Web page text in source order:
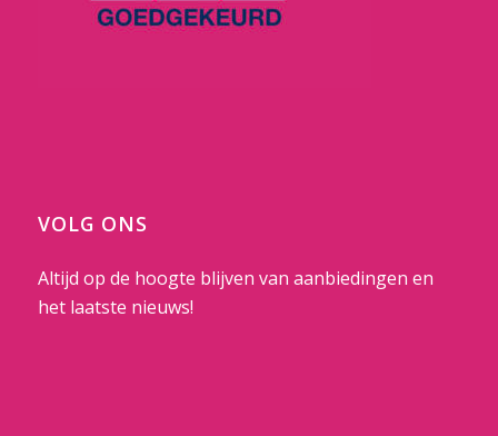
VOLG ONS
Altijd op de hoogte blijven van aanbiedingen en
het laatste nieuws!